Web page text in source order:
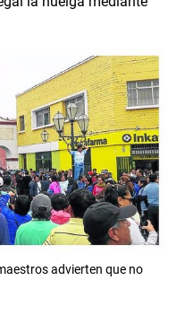
advierten que no